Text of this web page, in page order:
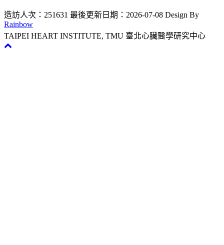
造訪人次：251631 最後更新日期：2026-07-08 Design By
Rainbow
TAIPEI HEART INSTITUTE, TMU 臺北心臟醫學研究中心